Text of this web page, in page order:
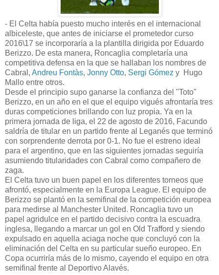
- El Celta había puesto mucho interés en el internacional
albiceleste, que antes de iniciarse el prometedor curso
2016\17 se incorporaría a la plantilla dirigida por Eduardo
Berizzo. De esta manera, Roncaglia completaría una
competitiva defensa en la que se hallaban los nombres de
Cabral, Andreu Fontàs, Jonny Otto, Sergi Gómez y Hugo
Mallo entre otros.
Desde el principio supo ganarse la confianza del "Toto"
Berizzo, en un año en el que el equipo vigués afrontaría tres
duras competiciones brillando con luz propia. Ya en la
primera jornada de liga, el 22 de agosto de 2016, Facundo
saldría de titular en un partido frente al Leganés que terminó
con sorprendente derrota por 0-1. No fue el estreno ideal
para el argentino, que en las siguientes jornadas seguiría
asumiendo titularidades con Cabral como compañero de
zaga.
El Celta tuvo un buen papel en los diferentes torneos que
afrontó, especialmente en la Europa League. El equipo de
Berizzo se plantó en la semifinal de la competición europea
para medirse al Manchester United. Roncaglia tuvo un
papel agridulce en el partido decisivo contra la escuadra
inglesa, llegando a marcar un gol en Old Trafford y siendo
expulsado en aquella aciaga noche que concluyó con la
eliminación del Celta en su particular sueño europeo. En
Copa ocurriría más de lo mismo, cayendo el equipo en otra
semifinal frente al Deportivo Alavés.